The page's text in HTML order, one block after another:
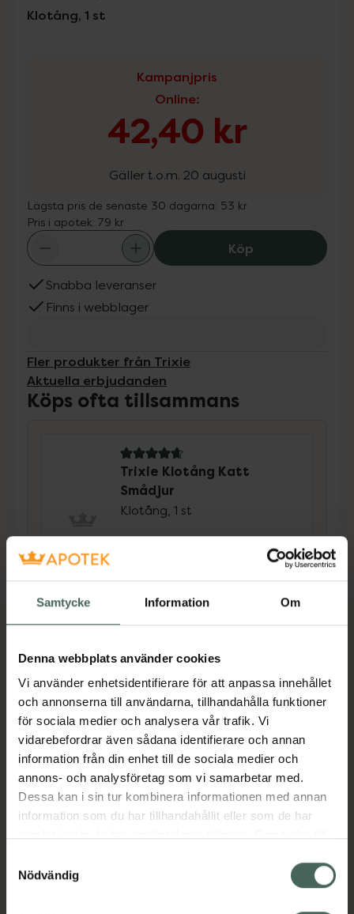
Samtycke Information Om
Denna webbplats använder cookies
Vi använder enhetsidentifierare för att anpassa innehållet
och annonserna till användarna, tillhandahålla funktioner
för sociala medier och analysera vår trafik. Vi
vidarebefordrar även sådana identifierare och annan
information från din enhet till de sociala medier och
annons- och analysföretag som vi samarbetar med.
Dessa kan i sin tur kombinera informationen med annan
information som du har tillhandahållit eller som de har
återkalla ditt samtycke via webbplatsens
cookieinställningar. Ett återkallat samtycke påverkar inte
lagligheten av behandling som skett innan återkallelsen.
Nödvändig
Klotång, 1 st
Kampanjpris
Online:
42,40 kr
Gäller t.o.m. 20 augusti
Lägsta pris de senaste 30 dagarna: 53 kr
Pris i apotek: 79 kr
KöpTrixie Klotång
Snabba leveranser
Finns i webblager
Fler produkter från Trixie
Aktuella erbjudanden
Köps ofta tillsammans
4.8 av 5 i omdöme
Trixie Klotång Katt
Smådjur
Klotång, 1 st
Tidigare pris:53 kr
Vitaminer
Kattgodis, 50 g
Kosttillskott
Kampanjpris online
18,32 kr
Tidigare pris:22,90 kr
Köp båda för:60,72 kr
Köp båda